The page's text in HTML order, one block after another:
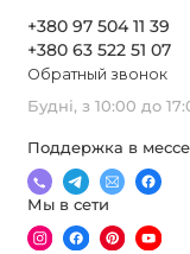
+380 97 504 11 39
+380 63 522 51 07
Обратный звонок
Будні, з 10:00 до
Поддержка в
Мы в сети